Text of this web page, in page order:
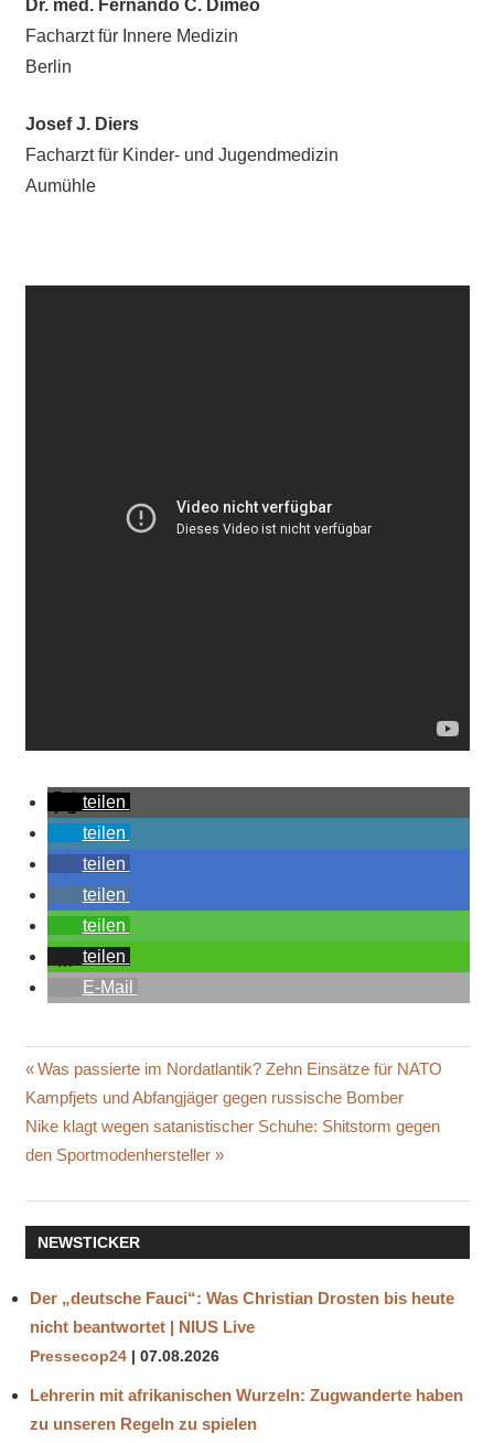
Dr. med. Fernando C. Dimeo
Facharzt für Innere Medizin
Berlin
Josef J. Diers
Facharzt für Kinder- und Jugendmedizin
Aumühle
teilen
teilen
teilen
teilen
teilen
teilen
E-Mail
EXTREME
ABGEORDNETER
KARL
MEDIZINER
BRIEF
Beitragsnavigation
Vorheriger
Beitrag:
Was passierte im Nordatlantik? Zehn Einsätze für NATO
Kampfjets und Abfangjäger gegen russische Bomber
Nächster
Beitrag:
Nike klagt wegen satanistischer Schuhe: Shitstorm gegen
den Sportmodenhersteller
NEWSTICKER
Der „deutsche Fauci“: Was Christian Drosten bis heute
nicht beantwortet | NIUS Live
Pressecop24 07.08.2026
Lehrerin mit afrikanischen Wurzeln: Zugwanderte haben
zu unseren Regeln zu spielen